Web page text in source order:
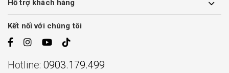
Hỗ trợ khách hàng
Kết nối với chúng tôi
Hotline: 0903.179.499